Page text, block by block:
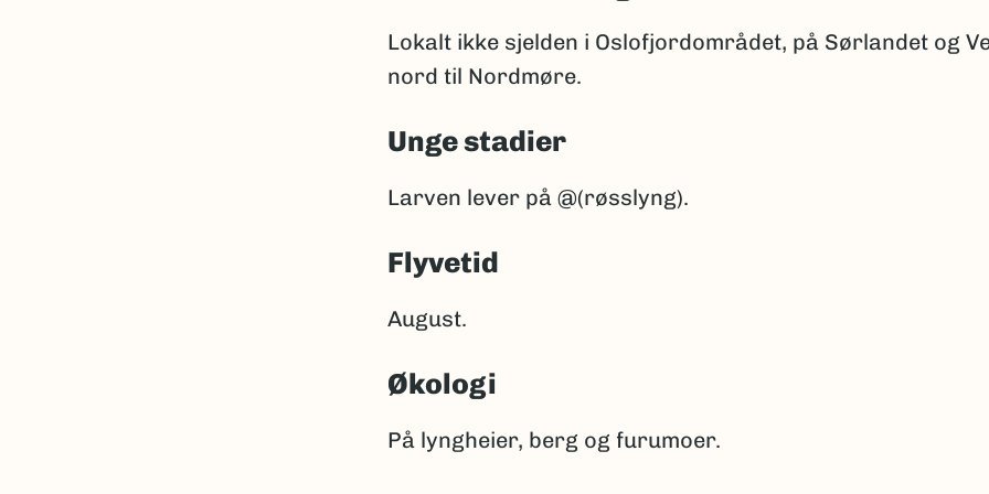
Lokalt ikke sjelden i Oslofjordområdet, på Sørlandet og
nord til Nordmøre.
Unge stadier
Larven lever på @(røsslyng).
Flyvetid
August.
Økologi
På lyngheier, berg og furumoer.